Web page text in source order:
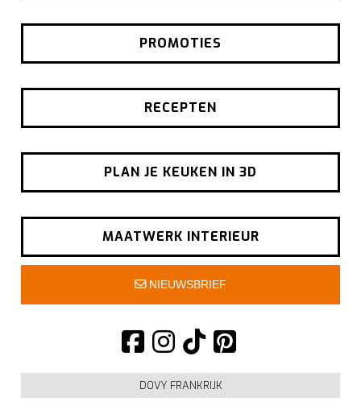
PROMOTIES
RECEPTEN
PLAN JE KEUKEN IN 3D
MAATWERK INTERIEUR
NIEUWSBRIEF
DOVY FRANKRIJK